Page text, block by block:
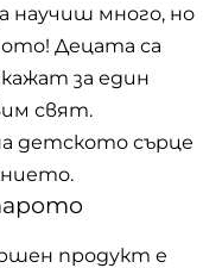
много, но
Децата са
за един
свят.
детското сърце
продукт е